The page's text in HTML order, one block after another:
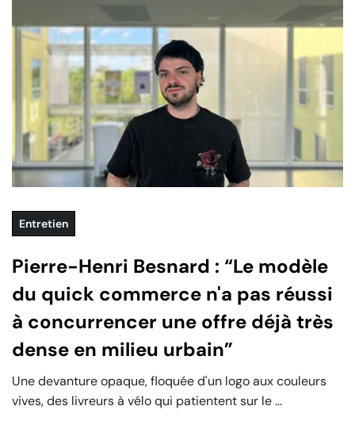
Entretien
Pierre-Henri Besnard : “Le modèle
du quick commerce n'a pas réussi
à concurrencer une offre déjà très
dense en milieu urbain”
Une devanture opaque, floquée d'un logo aux couleurs
vives, des livreurs à vélo qui patientent sur le ...